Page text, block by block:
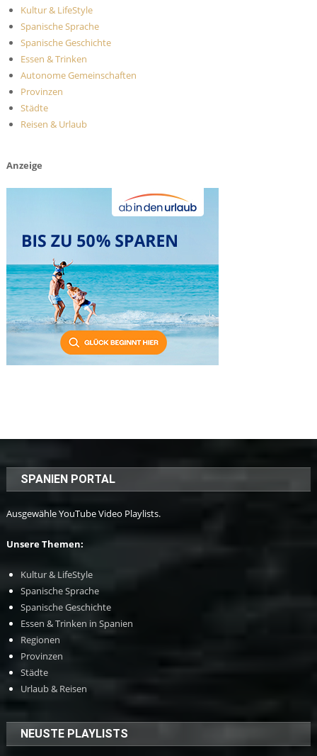
Kultur & LifeStyle
Spanische Sprache
Spanische Geschichte
Essen & Trinken
Autonome Gemeinschaften
Provinzen
Städte
Reisen & Urlaub
Anzeige
SPANIEN PORTAL
Ausgewähle YouTube Video Playlists.
Unsere Themen:
Kultur & LifeStyle
Spanische Sprache
Spanische Geschichte
Essen & Trinken in Spanien
Regionen
Provinzen
Städte
Urlaub & Reisen
NEUSTE PLAYLISTS